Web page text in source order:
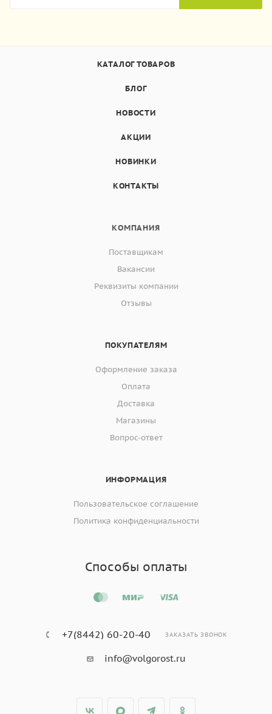
КАТАЛОГ ТОВАРОВ
БЛОГ
НОВОСТИ
АКЦИИ
НОВИНКИ
КОНТАКТЫ
КОМПАНИЯ
Поставщикам
Вакансии
Реквизиты компании
Отзывы
ПОКУПАТЕЛЯМ
Оформление заказа
Оплата
Доставка
Магазины
Вопрос-ответ
ИНФОРМАЦИЯ
Пользовательское соглашение
Политика конфиденциальности
Способы оплаты
+7(8442) 60-20-40 ЗАКАЗАТЬ ЗВОНОК
info@volgorost.ru